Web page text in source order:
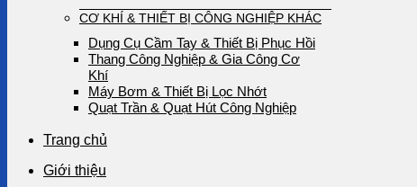
CƠ KHÍ & THIẾT BỊ CÔNG NGHIỆP KHÁC
Dụng Cụ Cầm Tay & Thiết Bị Phục Hồi
Thang Công Nghiệp & Gia Công Cơ
Khí
Máy Bơm & Thiết Bị Lọc Nhớt
Quạt Trần & Quạt Hút Công Nghiệp
Trang chủ
Giới thiệu